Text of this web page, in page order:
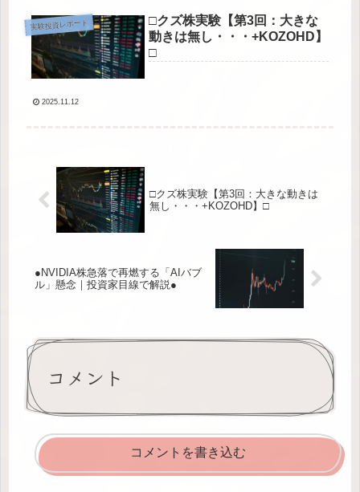
実験投資レポート
□クズ株実験【第3回：大きな
動きは無し・・・+KOZOHD】
□
2025.11.12
□クズ株実験【第3回：大きな動きは
無し・・・+KOZOHD】□
●NVIDIA株急落で再燃する「AIバブ
ル」懸念｜投資家目線で解説●
コメント
コメントを書き込む